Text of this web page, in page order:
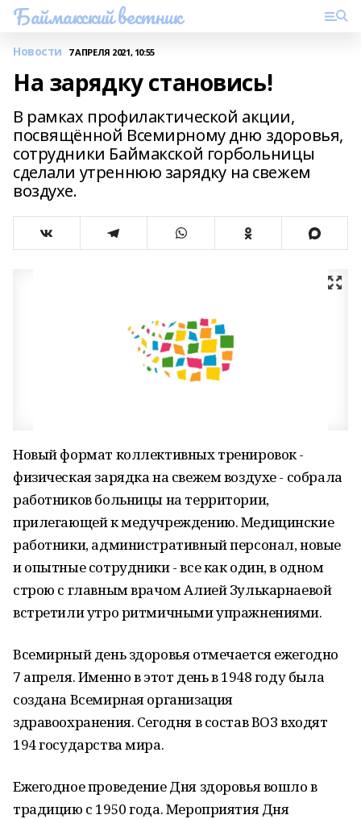
Баймакский вестник
Новости 7 АПРЕЛЯ 2021, 10:55
На зарядку становись!
В рамках профилактической акции,
посвящённой Всемирному дню здоровья,
сотрудники Баймакской горбольницы
сделали утреннюю зарядку на свежем
воздухе.
Новый формат коллективных тренировок -
физическая зарядка на свежем воздухе - собрала
работников больницы на территории,
прилегающей к медучреждению. Медицинские
работники, административный персонал, новые
и опытные сотрудники - все как один, в одном
строю с главным врачом Алией Зулькарнаевой
встретили утро ритмичными упражнениями.
Всемирный день здоровья отмечается ежегодно
7 апреля. Именно в этот день в 1948 году была
создана Всемирная организация
здравоохранения. Сегодня в состав ВОЗ входят
194 государства мира.
Ежегодное проведение Дня здоровья вошло в
традицию с 1950 года. Мероприятия Дня